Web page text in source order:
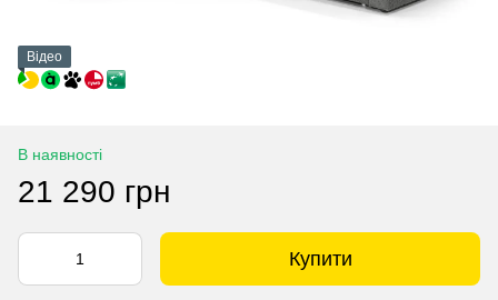
Відео
В наявності
21 290 грн
Купити